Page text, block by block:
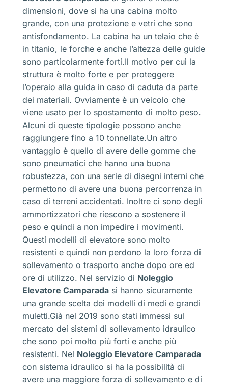
dimensioni, dove si ha una cabina molto
grande, con una protezione e vetri che sono
antisfondamento. La cabina ha un telaio che è
in titanio, le forche e anche l’altezza delle guide
sono particolarmente forti.Il motivo per cui la
struttura è molto forte e per proteggere
l’operaio alla guida in caso di caduta da parte
dei materiali. Ovviamente è un veicolo che
viene usato per lo spostamento di molto peso.
Alcuni di queste tipologie possono anche
raggiungere fino a 10 tonnellate.Un altro
vantaggio è quello di avere delle gomme che
sono pneumatici che hanno una buona
robustezza, con una serie di disegni interni che
permettono di avere una buona percorrenza in
caso di terreni accidentati. Inoltre ci sono degli
ammortizzatori che riescono a sostenere il
peso e quindi a non impedire i movimenti.
Questi modelli di elevatore sono molto
resistenti e quindi non perdono la loro forza di
sollevamento o trasporto anche dopo ore ed
ore di utilizzo. Nel servizio di Noleggio
Elevatore Camparada si hanno sicuramente
una grande scelta dei modelli di medi e grandi
muletti.Già nel 2019 sono stati immessi sul
mercato dei sistemi di sollevamento idraulico
che sono poi molto più forti e anche più
resistenti. Nel Noleggio Elevatore Camparada
con sistema idraulico si ha la possibilità di
avere una maggiore forza di sollevamento e di